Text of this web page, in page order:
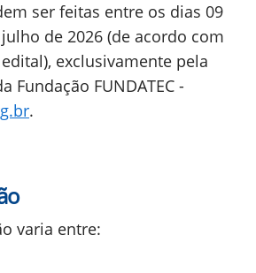
ser feitas entre os dias 09
de 2026 (de acordo com
exclusivamente pela
Fundação FUNDATEC -
.
varia entre: